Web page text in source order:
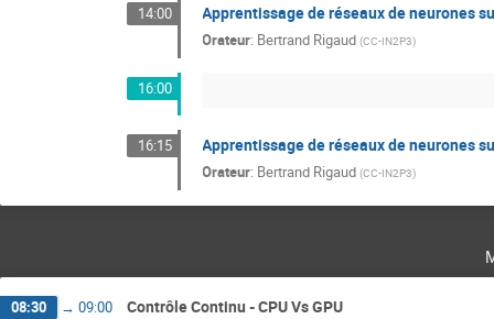
14:00 Apprentissage de réseaux de neurones
Orateur: Bertrand Rigaud (CC-IN2P3)
16:00
16:15 Apprentissage de réseaux de neurones
Orateur: Bertrand Rigaud (CC-IN2P3)
08:30 → 09:00 Contrôle Continu - CPU Vs GPU